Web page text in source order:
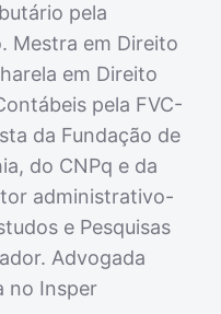
pela
Mestra em Direito
em Direito
pela FVC-
da Fundação de
do CNPq e da
administrativo-
e Pesquisas
Advogada
no Insper